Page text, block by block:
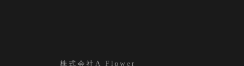
株式会社A Flower